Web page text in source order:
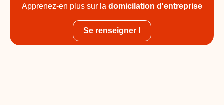
Apprenez-en plus sur la domicilation d'entreprise
Se renseigner !